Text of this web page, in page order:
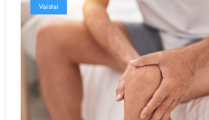
Vaistai